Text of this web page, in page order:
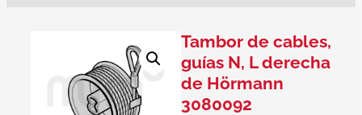
Tambor de cables,
guías N, L derecha
de Hörmann
3080092